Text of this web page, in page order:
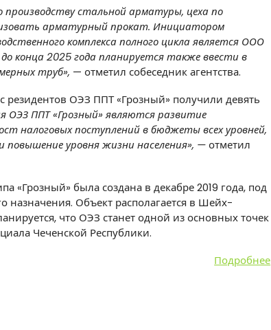
стальной арматуры, цеха по
арматурный прокат. Инициатором
комплекса полного цикла является ООО
конца 2025 года планируется также ввести в
труб», — отметил собеседник агентства.
резидентов ОЭЗ ППТ «Грозный» получили девять
ОЭЗ ППТ «Грозный» являются развитие
налоговых поступлений в бюджеты всех уровней,
повышение уровня жизни населения», —отметил
была создана в декабре 2019 года, под
Объект располагается в Шейх-
что ОЭЗ станет одной из основных точек
Чеченской Республики.
Подробнее